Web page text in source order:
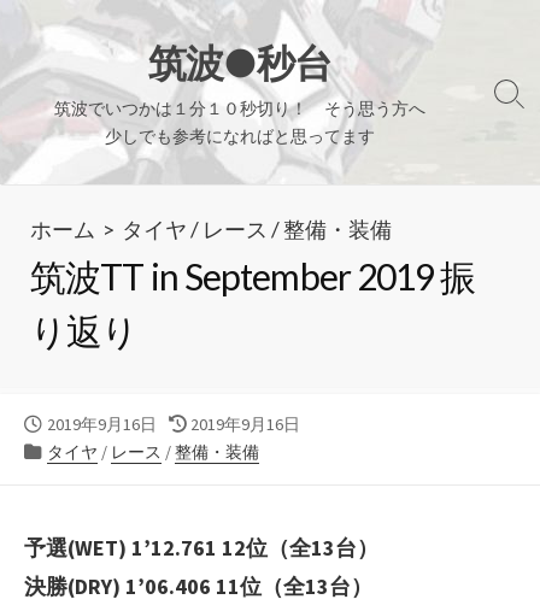
テ
ン
ツ
筑波●秒台
筑波でいつかは１分１０秒切り！ そう思う方へ
少しでも参考になればと思ってます
検
り
ホーム > タイヤ/ レース /整備・装備
筑波TT in September 2019 振
り返り
公
開
2019年9月16日
最
終
2019年9月16日
カ
リ
ー
タイヤ / レース /整備・装備
予選(WET) 1’12.761 12位（全13台）
決勝(DRY) 1’06.406 11位（全13台）